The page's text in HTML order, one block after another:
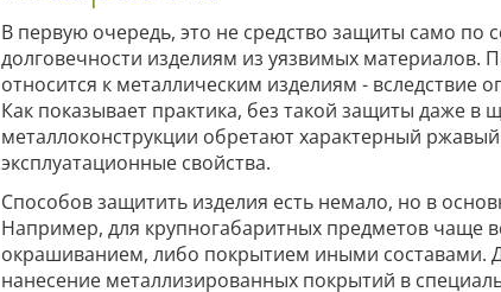
В первую очередь, это не средство защиты само по
долговечности изделиям из уязвимых материалов.
относится к металлическим изделиям - вследствие
Как показывает практика, без такой защиты даже в
металлоконструкции обретают характерный
эксплуатационные свойства.
Способов защитить изделия есть немало, но в
Например, для крупногабаритных предметов чаще
окрашиванием, либо покрытием иными составами.
нанесение металлизированных покрытий в